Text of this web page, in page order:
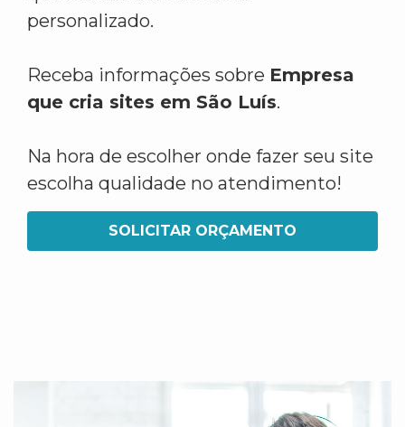
personalizado.
Receba informações sobre Empresa
que cria sites em São Luís.
Na hora de escolher onde fazer seu site
escolha qualidade no atendimento!
SOLICITAR ORÇAMENTO